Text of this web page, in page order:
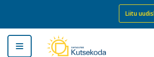
Skip
to
content
Liitu